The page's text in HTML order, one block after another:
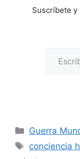
Suscríbete y
Categorías
Guerra
Etiquetas
conciencia